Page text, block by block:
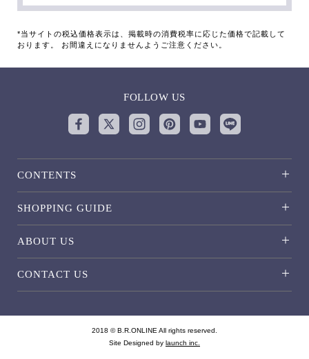
*当サイトの税込価格表示は、掲載時の消費税率に応じた価格で記載して
おります。 お間違えになりませんようご注意ください。
FOLLOW US
CONTENTS
SHOPPING GUIDE
ABOUT US
CONTACT US
2018 © B.R.ONLINE All rights reserved.
Site Designed by launch inc.